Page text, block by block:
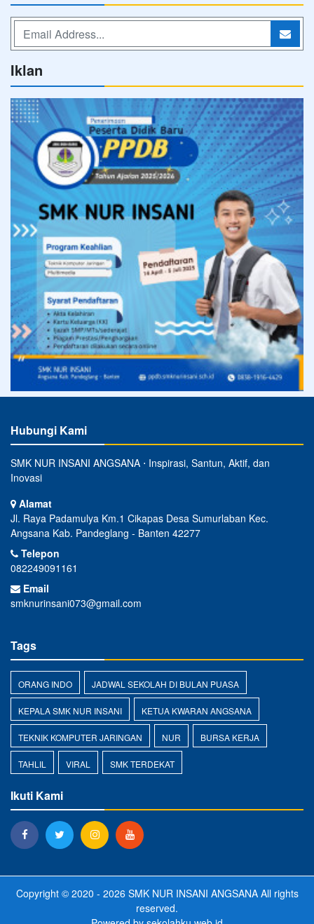
Iklan
Hubungi Kami
SMK NUR INSANI ANGSANA ⋅ Inspirasi, Santun, Aktif, dan
Inovasi
Alamat
Jl. Raya Padamulya Km.1 Cikapas Desa Sumurlaban Kec.
Angsana Kab. Pandeglang - Banten 42277
Telepon
082249091161
Email
smknurinsani073@gmail.com
Tags
ORANG INDO JADWAL SEKOLAH DI BULAN PUASA
KEPALA SMK NUR INSANI KETUA KWARAN ANGSANA
TEKNIK KOMPUTER JARINGAN NUR BURSA KERJA
TAHLIL VIRAL SMK TERDEKAT
Ikuti Kami
Copyright © 2020 - 2026 SMK NUR INSANI ANGSANAAll rights
reserved.